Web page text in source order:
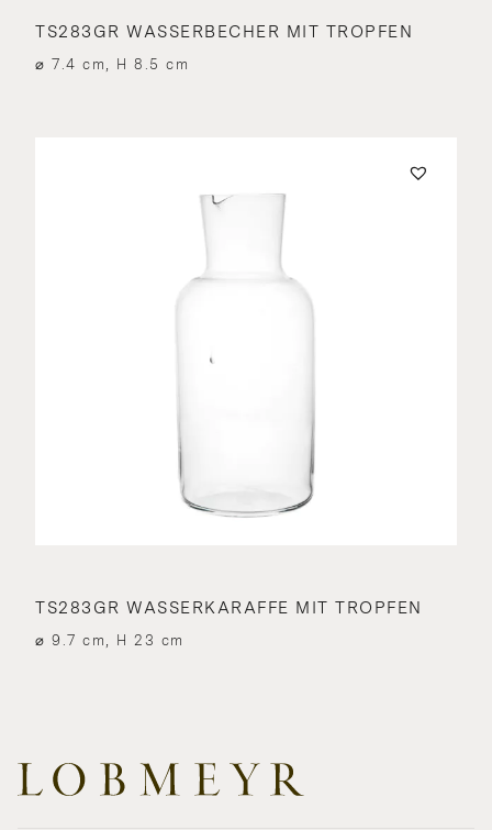
TS283GR WASSERBECHER MIT TROPFEN
⌀ 7.4 cm, H 8.5 cm
TS283GR WASSERKARAFFE MIT TROPFEN
⌀ 9.7 cm, H 23 cm